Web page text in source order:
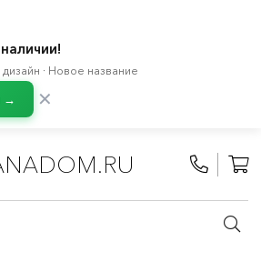
· Новое название
→ ✕
/ Все компоненты МЕТОД